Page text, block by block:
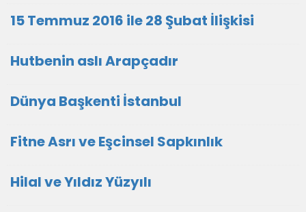
15 Temmuz 2016 ile 28 Şubat İlişkisi
Hutbenin aslı Arapçadır
Dünya Başkenti İstanbul
Fitne Asrı ve Eşcinsel Sapkınlık
Hilal ve Yıldız Yüzyılı